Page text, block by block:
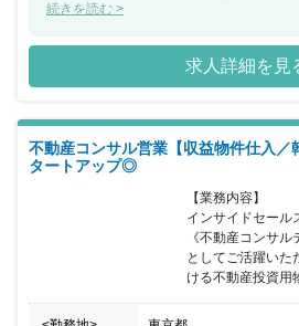
社の立川ハウス工業は設立55年以上の歴
第二創業期を迎え更なる成長を遂げてい
字と業績も好調に推移しており《新宿
を進めている最中となっています。今回
に成長を目指してくれる仲間を求めてい
切問わず人柄重視の採用となります。人
考となっているため、変革期だからこそ従
われることなく、様々なことにチャレン
勧めの案件となります。営業は反響営業
っているため、集客には困ることはなく
成果に繋がりやすい環境が整っています。
続きを読む >
求人詳細を見
不動産コンサル営業【収益物件仕入／
タートアップ◎
【業務内容】
インサイドセール
《不動産コンサ
としてご活躍いた
ける不動産投資用